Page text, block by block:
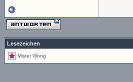
Lesezeichen
Mister Wong